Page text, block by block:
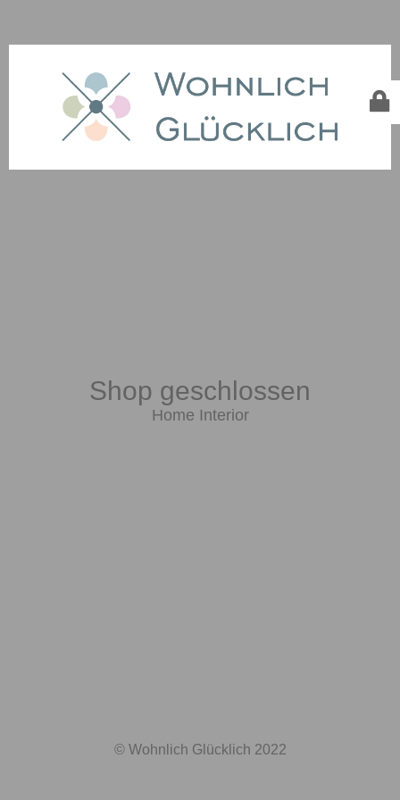
Shop geschlossen
Home Interior
© Wohnlich Glücklich 2022